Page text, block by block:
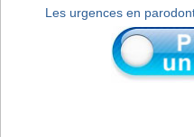
Les urgences en